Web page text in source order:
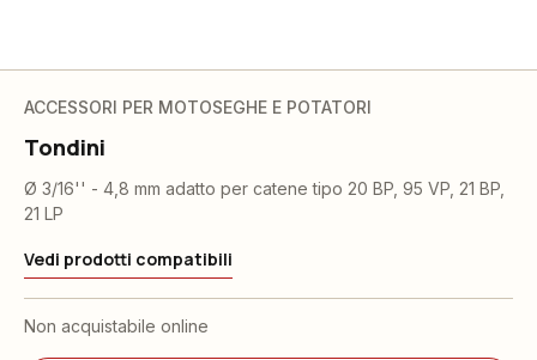
ACCESSORI PER MOTOSEGHE E POTATORI
Tondini
Ø 3/16'' - 4,8 mm adatto per catene tipo 20 BP, 95 VP, 21 BP,
21 LP
Vedi prodotti compatibili
Non acquistabile online